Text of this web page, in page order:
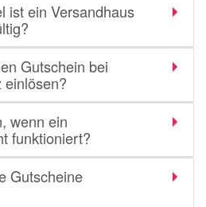
ist ein Versandhaus
Gutschein bei
einlösen?
wenn ein
funktioniert?
Gutscheine